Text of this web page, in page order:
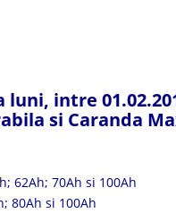
luni, intre
si Caranda
62Ah; 70Ah si 100Ah
80Ah si 100Ah